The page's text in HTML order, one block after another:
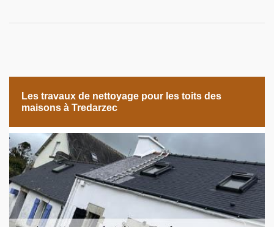
Les travaux de nettoyage pour les toits des
maisons à Tredarzec